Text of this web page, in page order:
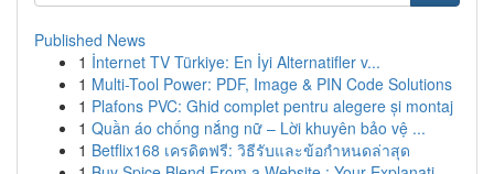
Published News
1 İnternet TV Türkiye: En İyi Alternatifler v...
1 Multi-Tool Power: PDF, Image & PIN Code Solutions
1 Plafons PVC: Ghid complet pentru alegere și montaj
1 Quần áo chống nắng nữ – Lời khuyên bảo vệ ...
1 Betflix168 เครดิตฟรี: วิธีรับและข้อกำหนดล่าสุด